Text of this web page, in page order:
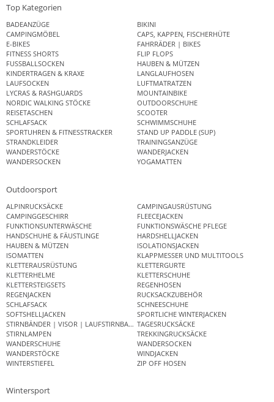
Top Kategorien
BADEANZÜGE
BIKINI
CAMPINGMÖBEL
CAPS, KAPPEN, FISCHERHÜTE
E-BIKES
FAHRRÄDER | BIKES
FITNESS SHORTS
FLIP FLOPS
FUSSBALLSOCKEN
HAUBEN & MÜTZEN
KINDERTRAGEN & KRAXE
LANGLAUFHOSEN
LAUFSOCKEN
LUFTMATRATZEN
LYCRAS & RASHGUARDS
MOUNTAINBIKE
NORDIC WALKING STÖCKE
OUTDOORSCHUHE
REISETASCHEN
SCOOTER
SCHLAFSACK
SCHWIMMSCHUHE
SPORTUHREN & FITNESSTRACKER
STAND UP PADDLE (SUP)
STRANDKLEIDER
TRAININGSANZÜGE
WANDERSTÖCKE
WANDERJACKEN
WANDERSOCKEN
YOGAMATTEN
Outdoorsport
ALPINRUCKSÄCKE
CAMPINGAUSRÜSTUNG
CAMPINGGESCHIRR
FLEECEJACKEN
FUNKTIONSUNTERWÄSCHE
FUNKTIONSWÄSCHE PFLEGE
HANDSCHUHE & FÄUSTLINGE
HARDSHELLJACKEN
HAUBEN & MÜTZEN
ISOLATIONSJACKEN
ISOMATTEN
KLAPPMESSER UND MULTITOOLS
KLETTERAUSRÜSTUNG
KLETTERGURTE
KLETTERHELME
KLETTERSCHUHE
KLETTERSTEIGSETS
REGENHOSEN
REGENJACKEN
RUCKSACKZUBEHÖR
SCHLAFSACK
SCHNEESCHUHE
SOFTSHELLJACKEN
SPORTLICHE WINTERJACKEN
STIRNBÄNDER | VISOR | LAUFSTIRNBANDTAGESRUCKSÄCKE
STIRNLAMPEN
TREKKINGRUCKSÄCKE
WANDERSCHUHE
WANDERSOCKEN
WANDERSTÖCKE
WINDJACKEN
WINTERSTIEFEL
ZIP OFF HOSEN
Wintersport